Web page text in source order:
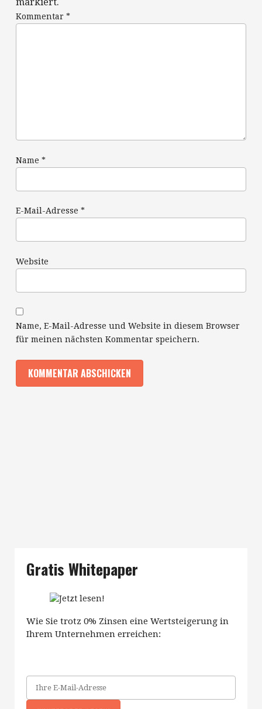
Kommentar *
Name *
E-Mail-Adresse *
Website
Name, E-Mail-Adresse und Website in diesem Browser
für meinen nächsten Kommentar speichern.
Gratis Whitepaper
Wie Sie trotz 0% Zinsen eine Wertsteigerung in
Ihrem Unternehmen erreichen: